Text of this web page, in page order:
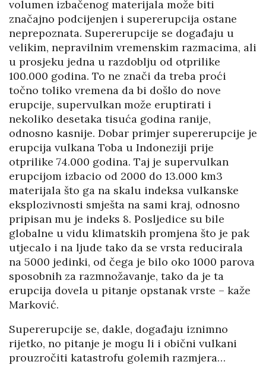
volumen izbačenog materijala može biti
značajno podcijenjen i supererupcija ostane
neprepoznata. Supererupcije se događaju u
velikim, nepravilnim vremenskim razmacima, ali
u prosjeku jedna u razdoblju od otprilike
100.000 godina. To ne znači da treba proći
točno toliko vremena da bi došlo do nove
erupcije, supervulkan može eruptirati i
nekoliko desetaka tisuća godina ranije,
odnosno kasnije. Dobar primjer supererupcije je
erupcija vulkana Toba u Indoneziji prije
otprilike 74.000 godina. Taj je supervulkan
erupcijom izbacio od 2000 do 13.000 km3
materijala što ga na skalu indeksa vulkanske
eksplozivnosti smješta na sami kraj, odnosno
pripisan mu je indeks 8. Posljedice su bile
globalne u vidu klimatskih promjena što je pak
utjecalo i na ljude tako da se vrsta reducirala
na 5000 jedinki, od čega je bilo oko 1000 parova
sposobnih za razmnožavanje, tako da je ta
erupcija dovela u pitanje opstanak vrste – kaže
Marković.
Supererupcije se, dakle, događaju iznimno
rijetko, no pitanje je mogu li i obični vulkani
prouzročiti katastrofu golemih razmjera…